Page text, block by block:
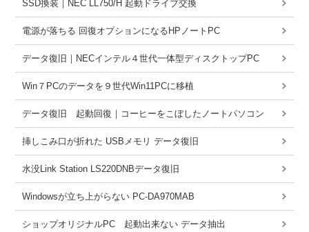
SSD換装｜NEC LL750/H 起動ドライブ交換
電源が落ちる 回復オプションになるHPノートPC
データ復旧｜NECインテル４世代一体型ディスクトップPC
Win７PCのデータを９世代Win11PCに移植
データ復旧 起動回復｜コーヒーをこぼしたノートパソコン
挿しこみ口が折れた USBメモリ データ復旧
水没Link Station LS220DNBデータ復旧
Windowsが立ち上がらない PC-DA970MAB
ショップオリジナルPC 起動出来ない データ抽出